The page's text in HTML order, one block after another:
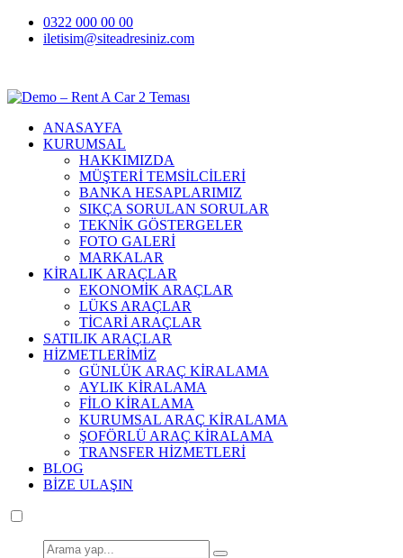
0322 000 00 00
iletisim@siteadresiniz.com
ANASAYFA
KURUMSAL
HAKKIMIZDA
MÜŞTERİ TEMSİLCİLERİ
BANKA HESAPLARIMIZ
SIKÇA SORULAN SORULAR
TEKNİK GÖSTERGELER
FOTO GALERİ
MARKALAR
KİRALIK ARAÇLAR
EKONOMİK ARAÇLAR
LÜKS ARAÇLAR
TİCARİ ARAÇLAR
SATILIK ARAÇLAR
HİZMETLERİMİZ
GÜNLÜK ARAÇ KİRALAMA
AYLIK KİRALAMA
FİLO KİRALAMA
KURUMSAL ARAÇ KİRALAMA
ŞOFÖRLÜ ARAÇ KİRALAMA
TRANSFER HİZMETLERİ
BLOG
BİZE ULAŞIN